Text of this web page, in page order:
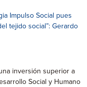
Impulso Social pues
tejido social”: Gerardo
inversión superior a
Social y Humano